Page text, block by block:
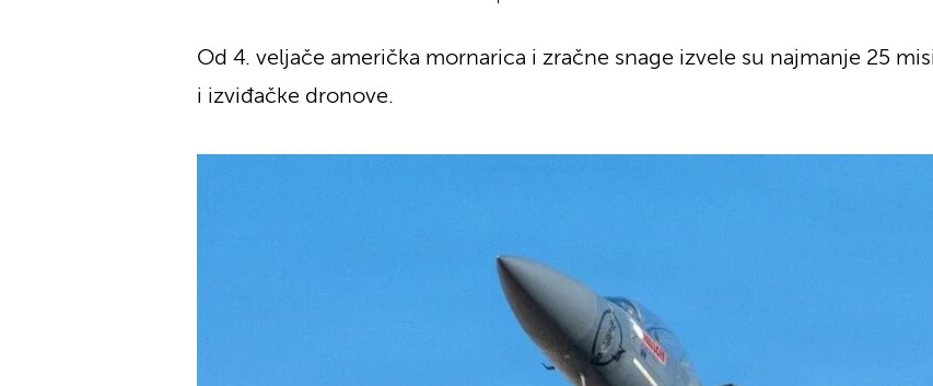
Od 4. veljače američka mornarica i zračne snage izvele su najmanje 25
i izviđačke dronove.